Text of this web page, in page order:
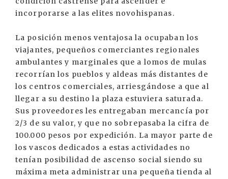
incorporarse a las elites novohispanas.
La posición menos ventajosa la ocupaban los
viajantes, pequeños comerciantes regionales
ambulantes y marginales que a lomos de mulas
recorrían los pueblos y aldeas más distantes de
los centros comerciales, arriesgándose a que al
llegar a su destino la plaza estuviera saturada.
Sus proveedores les entregaban mercancía por
2/3 de su valor, y que no sobrepasaba la cifra de
100.000 pesos por expedición. La mayor parte de
los vascos dedicados a estas actividades no
tenían posibilidad de ascenso social siendo su
máxima meta administrar una pequeña tienda al